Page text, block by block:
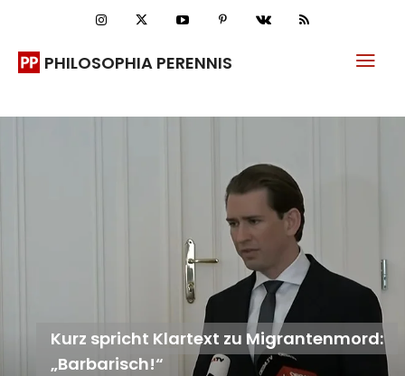
PHILOSOPHIA PERENNIS
Kurz spricht Klartext zu Migrantenmord:
„Barbarisch!“